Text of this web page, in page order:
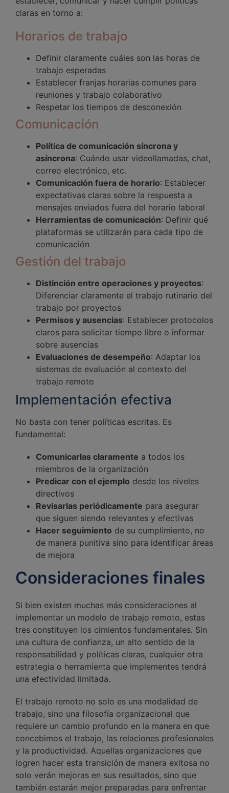
claras en torno a:
Horarios de trabajo
Definir claramente cuáles son las horas de
trabajo esperadas
Establecer franjas horarias comunes para
reuniones y trabajo colaborativo
Respetar los tiempos de desconexión
Comunicación
Política de comunicación síncrona y
asíncrona: Cuándo usar videollamadas, chat,
correo electrónico, etc.
Comunicación fuera de horario: Establecer
expectativas claras sobre la respuesta a
mensajes enviados fuera del horario laboral
Herramientas de comunicación: Definir qué
plataformas se utilizarán para cada tipo de
comunicación
Gestión del trabajo
Distinción entre operaciones y proyectos:
Diferenciar claramente el trabajo rutinario del
trabajo por proyectos
Permisos y ausencias: Establecer protocolos
claros para solicitar tiempo libre o informar
sobre ausencias
Evaluaciones de desempeño: Adaptar los
sistemas de evaluación al contexto del
trabajo remoto
Implementación efectiva
No basta con tener políticas escritas. Es
fundamental:
Comunicarlas claramente a todos los
miembros de la organización
Predicar con el ejemplo desde los niveles
directivos
Revisarlas periódicamente para asegurar
que siguen siendo relevantes y efectivas
Hacer seguimiento de su cumplimiento, no
de manera punitiva sino para identificar áreas
de mejora
Consideraciones finales
Si bien existen muchas más consideraciones al
implementar un modelo de trabajo remoto, estas
tres constituyen los cimientos fundamentales. Sin
una cultura de confianza, un alto sentido de la
responsabilidad y políticas claras, cualquier otra
estrategia o herramienta que implementes tendrá
una efectividad limitada.
El trabajo remoto no solo es una modalidad de
trabajo, sino una filosofía organizacional que
requiere un cambio profundo en la manera en que
concebimos el trabajo, las relaciones profesionales
y la productividad. Aquellas organizaciones que
logren hacer esta transición de manera exitosa no
solo verán mejoras en sus resultados, sino que
también estarán mejor preparadas para enfrentar